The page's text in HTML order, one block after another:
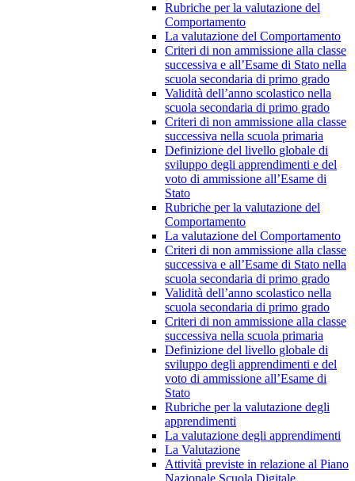
Rubriche per la valutazione del
Comportamento
La valutazione del Comportamento
Criteri di non ammissione alla classe
successiva e all’Esame di Stato nella
scuola secondaria di primo grado
Validità dell’anno scolastico nella
scuola secondaria di primo grado
Criteri di non ammissione alla classe
successiva nella scuola primaria
Definizione del livello globale di
sviluppo degli apprendimenti e del
voto di ammissione all’Esame di
Stato
Rubriche per la valutazione del
Comportamento
La valutazione del Comportamento
Criteri di non ammissione alla classe
successiva e all’Esame di Stato nella
scuola secondaria di primo grado
Validità dell’anno scolastico nella
scuola secondaria di primo grado
Criteri di non ammissione alla classe
successiva nella scuola primaria
Definizione del livello globale di
sviluppo degli apprendimenti e del
voto di ammissione all’Esame di
Stato
Rubriche per la valutazione degli
apprendimenti
La valutazione degli apprendimenti
La Valutazione
Attività previste in relazione al Piano